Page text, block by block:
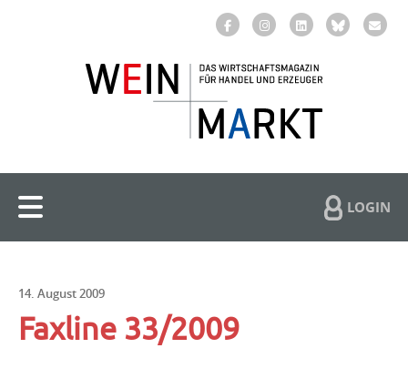
LOGIN
14. August 2009
Faxline 33/2009